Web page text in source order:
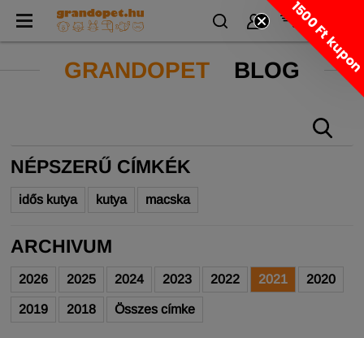
GRANDOPET BLOG
NÉPSZERŰ CÍMKÉK
idős kutya kutya macska
ARCHIVUM
2026 2025 2024 2023 2022 2021 2020
2019 2018 Összes címke
1500 Ft